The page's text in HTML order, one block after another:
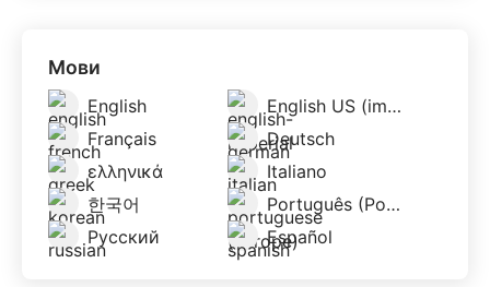
Мови
English
English US (imperial)
Français
Deutsch
ελληνικά
Italiano
한국어
Português (Portugal)
Русский
Español